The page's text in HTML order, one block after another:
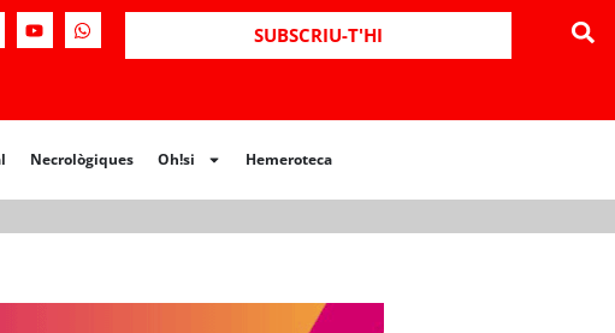
SUBSCRIU-T'HI
Necrològiques Oh!si Hemeroteca
Hemeroteca